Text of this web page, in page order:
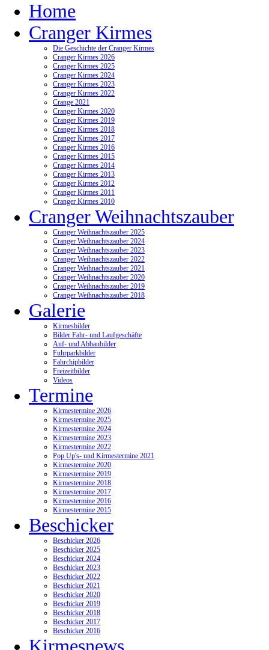
Home
Cranger Kirmes
Die Geschichte der Cranger Kirmes
Cranger Kirmes 2026
Cranger Kirmes 2025
Cranger Kirmes 2024
Cranger Kirmes 2023
Cranger Kirmes 2022
Crange 2021
Cranger Kirmes 2020
Cranger Kirmes 2019
Cranger Kirmes 2018
Cranger Kirmes 2017
Cranger Kirmes 2016
Cranger Kirmes 2015
Cranger Kirmes 2014
Cranger Kirmes 2013
Cranger Kirmes 2012
Cranger Kirmes 2011
Cranger Kirmes 2010
Cranger Weihnachtszauber
Cranger Weihnachtszauber 2025
Cranger Weihnachtszauber 2024
Cranger Weihnachtszauber 2023
Cranger Weihnachtszauber 2022
Cranger Weihnachtszauber 2021
Cranger Weihnachtszauber 2020
Cranger Weihnachtszauber 2019
Cranger Weihnachtszauber 2018
Galerie
Kirmesbilder
Bilder Fahr- und Laufgeschäfte
Auf- und Abbaubilder
Fuhrparkbilder
Fahrchipbilder
Freizeitbilder
Videos
Termine
Kirmestermine 2026
Kirmestermine 2025
Kirmestermine 2024
Kirmestermine 2023
Kirmestermine 2022
Pop Up's- und Kirmestermine 2021
Kirmestermine 2020
Kirmestermine 2019
Kirmestermine 2018
Kirmestermine 2017
Kirmestermine 2016
Kirmestermine 2015
Beschicker
Beschicker 2026
Beschicker 2025
Beschicker 2024
Beschicker 2023
Beschicker 2022
Beschicker 2021
Beschicker 2020
Beschicker 2019
Beschicker 2018
Beschicker 2017
Beschicker 2016